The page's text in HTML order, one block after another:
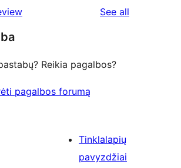
See all
Reikia pagalbos?
pagalbos forumą
Tinklalapių
pavyzdžiai